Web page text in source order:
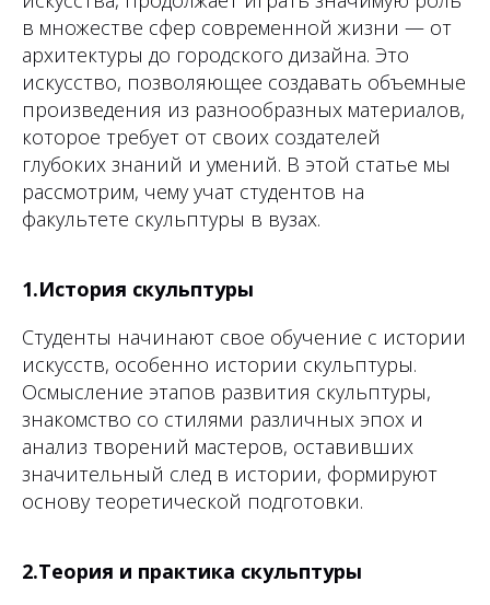
в множестве сфер современной жизни — от
архитектуры до городского дизайна. Это
искусство, позволяющее создавать объемные
произведения из разнообразных материалов,
которое требует от своих создателей
глубоких знаний и умений. В этой статье мы
рассмотрим, чему учат студентов на
факультете скульптуры в вузах.
1.История скульптуры
Студенты начинают свое обучение с истории
искусств, особенно истории скульптуры.
Осмысление этапов развития скульптуры,
знакомство со стилями различных эпох и
анализ творений мастеров, оставивших
значительный след в истории, формируют
основу теоретической подготовки.
2.Теория и практика скульптуры